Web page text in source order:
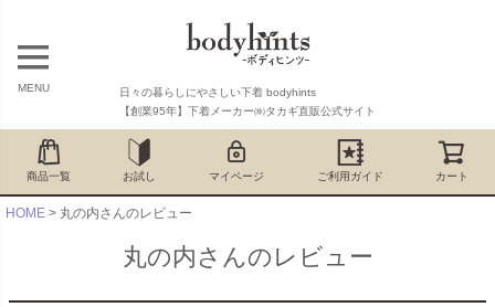
MENU
日々の暮らしにやさしい下着 bodyhints
【創業95年】下着メーカー㈱タカギ直販公式サイト
商品一覧 お試し マイページ ご利用ガイド カート
HOME 丸の内さんのレビュー
丸の内さんのレビュー